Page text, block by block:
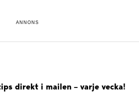
ANNONS
direkt i mailen – varje vecka!